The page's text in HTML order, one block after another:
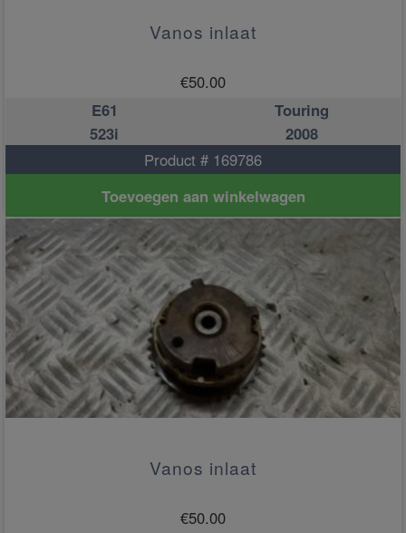
Vanos inlaat
€50.00
E61
Touring
523i
2008
Product # 169786
Toevoegen aan winkelwagen
Vanos inlaat
€50.00